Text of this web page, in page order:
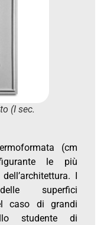
(I sec.
(cm
le più
I
superfici
caso di grandi
studente di